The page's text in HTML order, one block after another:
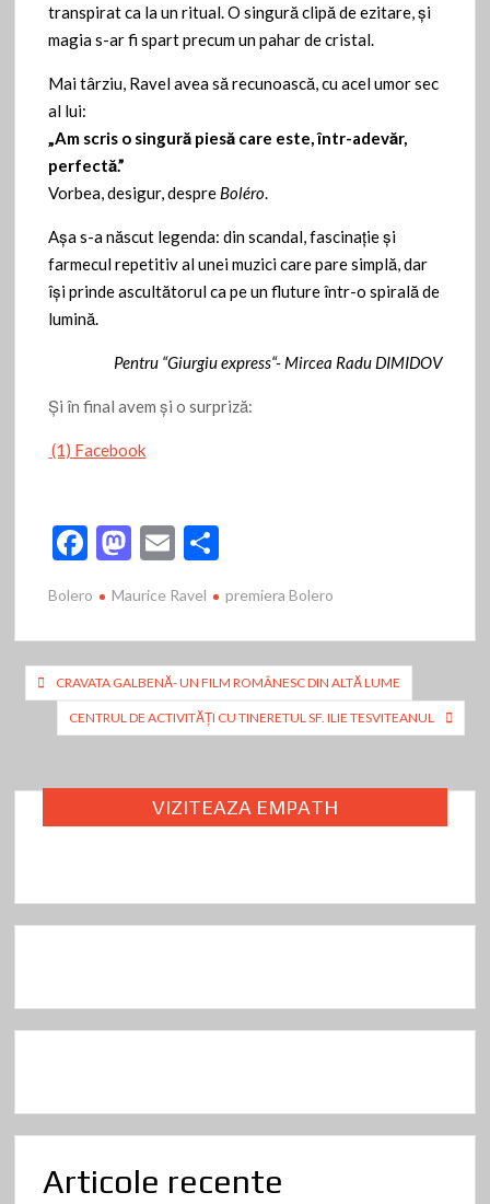
transpirat ca la un ritual. O singură clipă de ezitare, și
magia s-ar fi spart precum un pahar de cristal.
Mai târziu, Ravel avea să recunoască, cu acel umor sec
al lui:
„Am scris o singură piesă care este, într-adevăr,
perfectă.”
Vorbea, desigur, despre Boléro.
Așa s-a născut legenda: din scandal, fascinație și
farmecul repetitiv al unei muzici care pare simplă, dar
își prinde ascultătorul ca pe un fluture într-o spirală de
lumină.
Pentru “Giurgiu express“- Mircea Radu DIMIDOV
Și în final avem și o surpriză:
(1) Facebook
F
e
b
o
o
M
to
d
o
n
E
ai
l
ta
je
az
ă
Bolero Maurice Ravel premiera Bolero
Navigare
CRAVATA GALBENĂ- UN FILM ROMÂNESC DIN ALTĂ LUME
CENTRUL DE ACTIVITĂȚI CU TINERETUL SF. ILIE TESVITEANUL
VIZITEAZA EMPATH
Articole recente